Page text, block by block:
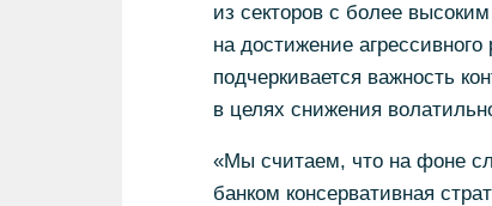
из секторов с более
на достижение
подчеркивается важность
в целях снижения
«Мы считаем, что на фоне
банком консервативная